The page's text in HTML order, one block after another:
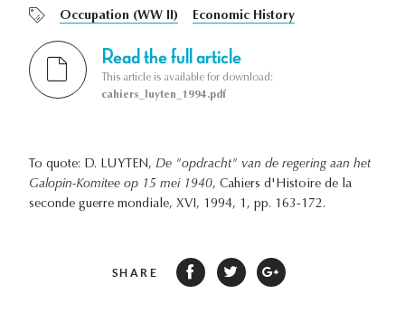
Occupation (WW II) Economic History
Read the full article
This article is available for download:
cahiers_luyten_1994.pdf
To quote: D. LUYTEN, De "opdracht" van de regering aan het
Galopin-Komitee op 15 mei 1940, Cahiers d'Histoire de la
seconde guerre mondiale, XVI, 1994, 1, pp. 163-172.
SHARE